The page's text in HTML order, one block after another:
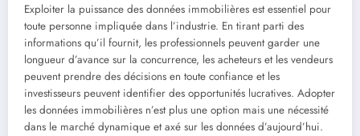
Exploiter la puissance des données immobilières est essentiel pour
toute personne impliquée dans l’industrie. En tirant parti des
informations qu’il fournit, les professionnels peuvent garder une
longueur d’avance sur la concurrence, les acheteurs et les vendeurs
peuvent prendre des décisions en toute confiance et les
investisseurs peuvent identifier des opportunités lucratives. Adopter
les données immobilières n’est plus une option mais une nécessité
dans le marché dynamique et axé sur les données d’aujourd’hui.